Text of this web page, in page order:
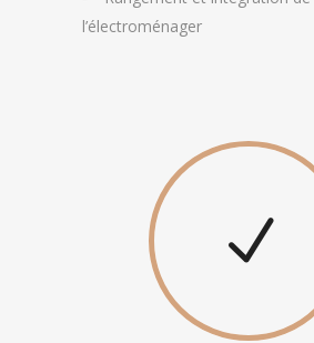
l’électroménager